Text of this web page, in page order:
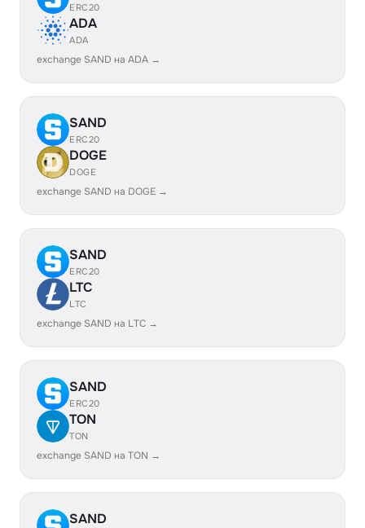
ERC20
ADA
ADA
exchange SAND на ADA →
SAND
ERC20
DOGE
DOGE
exchange SAND на DOGE →
SAND
ERC20
LTC
LTC
exchange SAND на LTC →
SAND
ERC20
TON
TON
exchange SAND на TON →
SAND